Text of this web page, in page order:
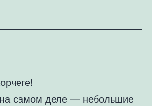
самом деле — небольшие